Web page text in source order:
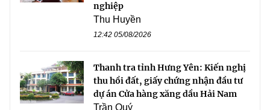
nghiệp
Thu Huyền
12:42 05/08/2026
Thanh tra tỉnh Hưng Yên: Kiến nghị
thu hồi đất, giấy chứng nhận đầu tư
dự án Cửa hàng xăng dầu Hải Nam
Trần Quý